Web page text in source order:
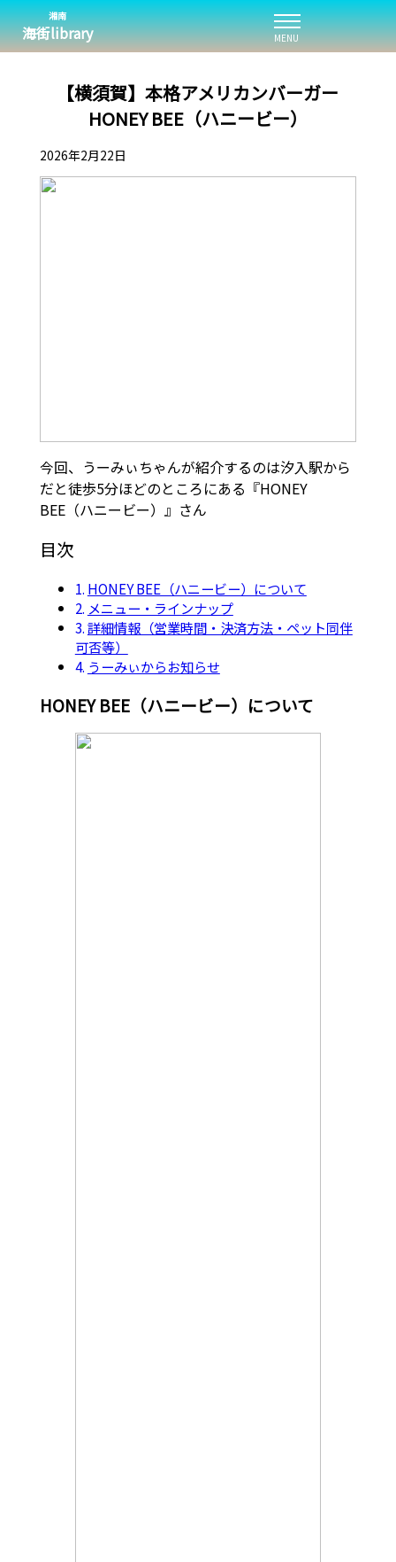
湘南
海街library MENU
【横須賀】本格アメリカンバーガー
HONEY BEE（ハニービー）
2026年2月22日
今回、うーみぃちゃんが紹介するのは汐入駅から
だと徒歩5分ほどのところにある『HONEY
BEE（ハニービー）』さん
目次
HONEY BEE（ハニービー）について
メニュー・ラインナップ
詳細情報（営業時間・決済方法・ペット同伴
可否等）
うーみぃからお知らせ
HONEY BEE（ハニービー）について